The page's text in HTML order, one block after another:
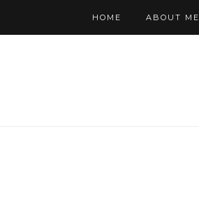
HOME ABOUT ME